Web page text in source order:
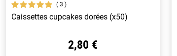
3
Caissettes cupcakes dorées (x50)
2,80 €